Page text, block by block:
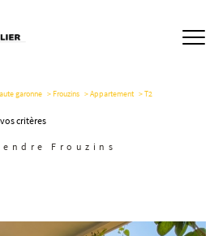
garonne Frouzins Appartement T2
critères
Frouzins